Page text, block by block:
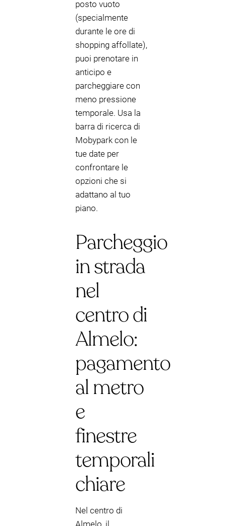
posto vuoto
(specialmente
durante le ore di
shopping affollate),
puoi prenotare in
anticipo e
parcheggiare con
meno pressione
temporale. Usa la
barra di ricerca di
Mobypark con le
tue date per
confrontare le
opzioni che si
adattano al tuo
piano.
Parcheggio
in strada
nel
centro di
Almelo:
pagamento
al metro
e
finestre
temporali
chiare
Nel centro di